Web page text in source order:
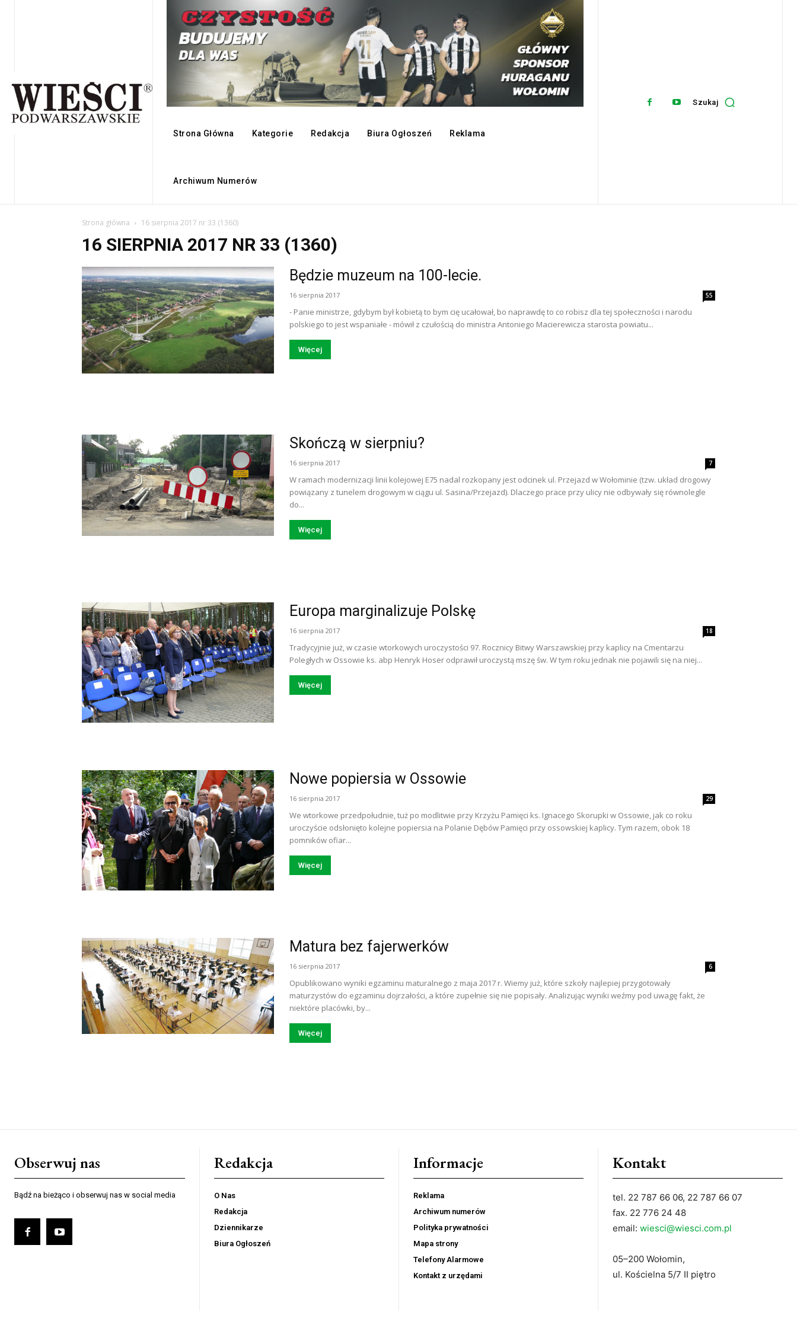
Strona Główna Kategorie Redakcja Biura Ogłoszeń Reklama
Archiwum Numerów
Szukaj
Strona główna 16 sierpnia 2017 nr 33 (1360)
16 SIERPNIA 2017 NR 33 (1360)
Będzie muzeum na 100-lecie.
16 sierpnia 2017 55
- Panie ministrze, gdybym był kobietą to bym cię ucałował, bo naprawdę to co robisz dla tej społeczności i narodu
polskiego to jest wspaniałe - mówił z czułością do ministra Antoniego Macierewicza starosta powiatu...
Więcej
Skończą w sierpniu?
16 sierpnia 2017 7
W ramach modernizacji linii kolejowej E75 nadal rozkopany jest odcinek ul. Przejazd w Wołominie (tzw. układ drogowy
powiązany z tunelem drogowym w ciągu ul. Sasina/Przejazd). Dlaczego prace przy ulicy nie odbywały się równolegle
do...
Więcej
Europa marginalizuje Polskę
16 sierpnia 2017 18
Tradycyjnie już, w czasie wtorkowych uroczystości 97. Rocznicy Bitwy Warszawskiej przy kaplicy na Cmentarzu
Poległych w Ossowie ks. abp Henryk Hoser odprawił uroczystą mszę św. W tym roku jednak nie pojawili się na niej...
Więcej
Nowe popiersia w Ossowie
16 sierpnia 2017 29
We wtorkowe przedpołudnie, tuż po modlitwie przy Krzyżu Pamięci ks. Ignacego Skorupki w Ossowie, jak co roku
uroczyście odsłonięto kolejne popiersia na Polanie Dębów Pamięci przy ossowskiej kaplicy. Tym razem, obok 18
pomników ofiar...
Więcej
Matura bez fajerwerków
16 sierpnia 2017 6
Opublikowano wyniki egzaminu maturalnego z maja 2017 r. Wiemy już, które szkoły najlepiej przygotowały
maturzystów do egzaminu dojrzałości, a które zupełnie się nie popisały. Analizując wyniki weźmy pod uwagę fakt, że
niektóre placówki, by...
Więcej
Obserwuj nas
Bądź na bieżąco i obserwuj nas w social media
Redakcja
O Nas
Redakcja
Dziennikarze
Biura Ogłoszeń
Informacje
Reklama
Archiwum numerów
Polityka prywatności
Mapa strony
Telefony Alarmowe
Kontakt z urzędami
Kontakt
tel. 22 787 66 06, 22 787 66 07
fax. 22 776 24 48
email: wiesci@wiesci.com.pl
05–200 Wołomin,
ul. Kościelna 5/7 II piętro